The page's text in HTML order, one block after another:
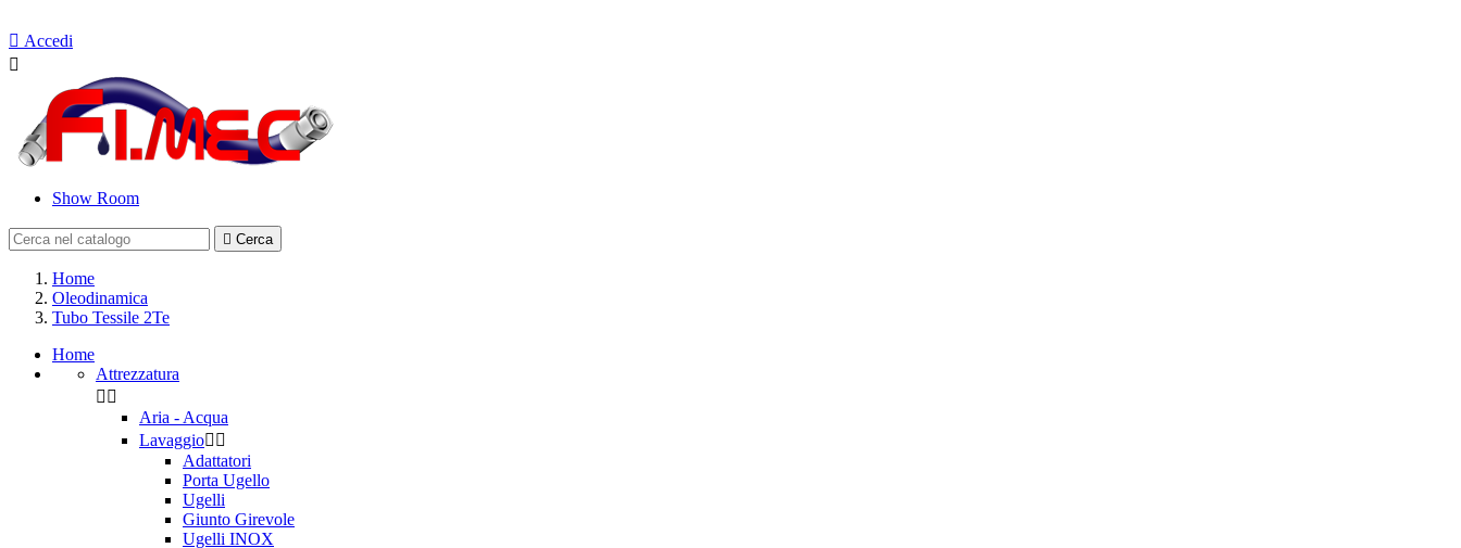
 Accedi

Show Room
 Cerca
Home
Oleodinamica
Tubo Tessile 2Te
Home
Attrezzatura
 
Aria - Acqua
Lavaggio 
Adattatori
Porta Ugello
Ugelli
Giunto Girevole
Ugelli INOX